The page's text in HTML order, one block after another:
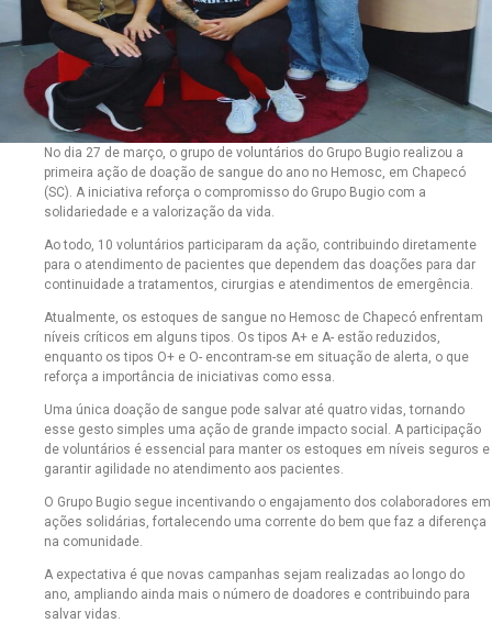
No dia 27 de março, o grupo de voluntários do Grupo Bugio realizou a
primeira ação de doação de sangue do ano no Hemosc, em Chapecó
(SC). A iniciativa reforça o compromisso do Grupo Bugio com a
solidariedade e a valorização da vida.
Ao todo, 10 voluntários participaram da ação, contribuindo diretamente
para o atendimento de pacientes que dependem das doações para dar
continuidade a tratamentos, cirurgias e atendimentos de emergência.
Atualmente, os estoques de sangue no Hemosc de Chapecó enfrentam
níveis críticos em alguns tipos. Os tipos A+ e A- estão reduzidos,
enquanto os tipos O+ e O- encontram-se em situação de alerta, o que
reforça a importância de iniciativas como essa.
Uma única doação de sangue pode salvar até quatro vidas, tornando
esse gesto simples uma ação de grande impacto social. A participação
de voluntários é essencial para manter os estoques em níveis seguros e
garantir agilidade no atendimento aos pacientes.
O Grupo Bugio segue incentivando o engajamento dos colaboradores em
ações solidárias, fortalecendo uma corrente do bem que faz a diferença
na comunidade.
A expectativa é que novas campanhas sejam realizadas ao longo do
ano, ampliando ainda mais o número de doadores e contribuindo para
salvar vidas.